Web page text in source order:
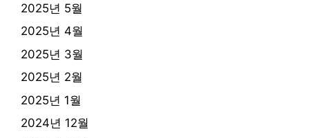
2025년 5월
2025년 4월
2025년 3월
2025년 2월
2025년 1월
2024년 12월